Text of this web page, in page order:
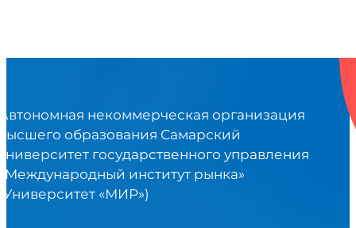
некоммерческая организация
образования Самарский
государственного управления
институт рынка»
«МИР»)